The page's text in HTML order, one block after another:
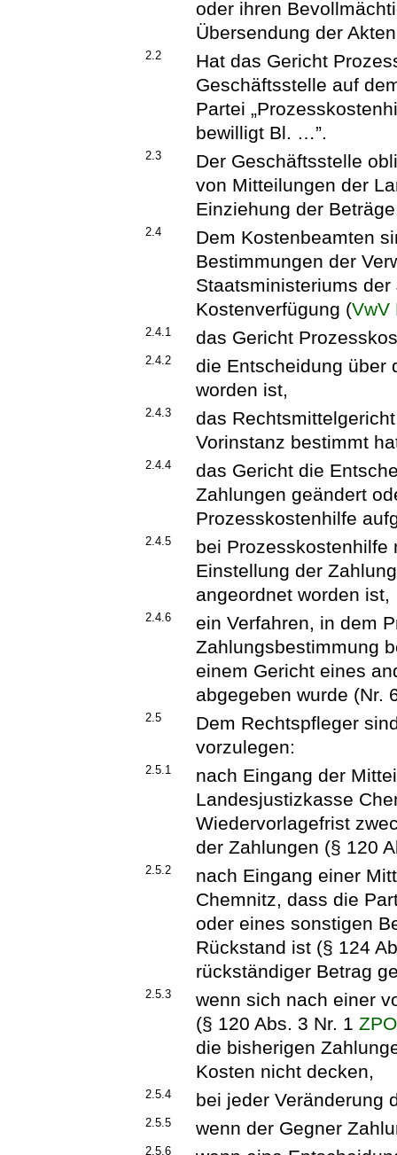
oder ihren
Übersendung der
2.2
Hat das Gericht
Geschäftsstelle auf
Partei
bewilligt Bl. …”.
2.3
Der Geschäftsstelle
von Mitteilungen der
Einziehung der
2.4
Dem Kostenbeamten
Bestimmungen der
Staatsministeriums
Kostenverfügung (VwV
2.4.1 das Gericht
2.4.2
die Entscheidung über
worden ist,
2.4.3
das
Vorinstanz bestimmt
2.4.4
das Gericht die
Zahlungen geändert
Prozesskostenhilfe
2.4.5
bei Prozesskostenhilfe
Einstellung der
angeordnet worden ist,
2.4.6
ein Verfahren, in dem
Zahlungsbestimmung
einem Gericht eines
abgegeben wurde (Nr.
2.5
Dem Rechtspfleger
vorzulegen:
2.5.1
nach Eingang der
Landesjustizkasse
Wiedervorlagefrist
der Zahlungen (§ 120
2.5.2
nach Eingang einer
Chemnitz, dass die
oder eines sonstigen
Rückstand ist (§ 124
rückständiger Betrag
2.5.3
wenn sich nach einer
(§ 120 Abs. 3 Nr. 1ZPO
die bisherigen
Kosten nicht decken,
2.5.4 bei jeder Veränderung
2.5.5 wenn der Gegner
2.5.6